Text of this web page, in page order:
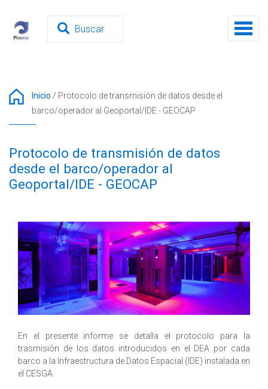
contenido
principal
Toggle
Inicio / Protocolo de transmisión de datos desde el
barco/operador al Geoportal/IDE - GEOCAP
Protocolo de transmisión de datos
desde el barco/operador al
Geoportal/IDE - GEOCAP
CPD-CESGA-800X322.PNG
En el presente informe se detalla el protocolo para la
trasmisión de los datos introducidos en el DEA por cada
barco a la Infraestructura de Datos Espacial (IDE) instalada en
el CESGA.